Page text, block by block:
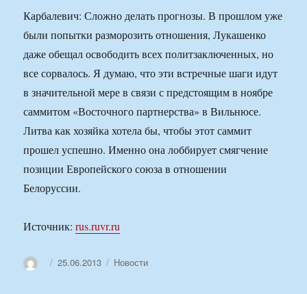
Карбалевич: Сложно делать прогнозы. В прошлом уже
были попытки разморозить отношения, Лукашенко
даже обещал освободить всех политзаключенных, но
все сорвалось. Я думаю, что эти встречные шаги идут
в значительной мере в связи с предстоящим в ноябре
саммитом «Восточного партнерства» в Вильнюсе.
Литва как хозяйка хотела бы, чтобы этот саммит
прошел успешно. Именно она лоббирует смягчение
позиции Европейского союза в отношении
Белоруссии.
Источник:rus.ruvr.ru
АвторОпубликовано
25.06.2013 Рубрики
Новости